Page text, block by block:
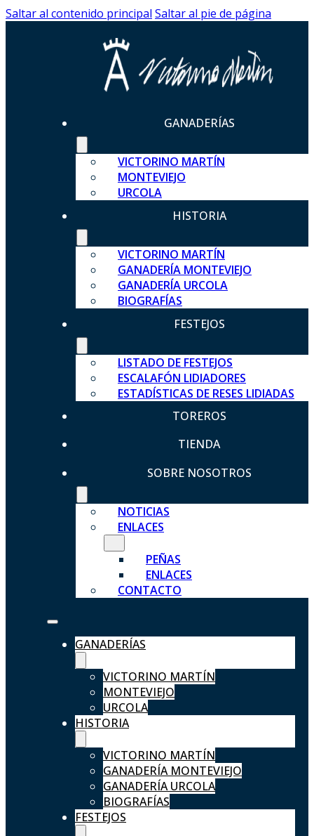
Saltar al contenido principal Saltar al pie de página
GANADERÍAS
VICTORINO MARTÍN
MONTEVIEJO
URCOLA
HISTORIA
VICTORINO MARTÍN
GANADERÍA MONTEVIEJO
GANADERÍA URCOLA
BIOGRAFÍAS
FESTEJOS
LISTADO DE FESTEJOS
ESCALAFÓN LIDIADORES
ESTADÍSTICAS DE RESES LIDIADAS
TOREROS
TIENDA
SOBRE NOSOTROS
NOTICIAS
ENLACES
PEÑAS
ENLACES
CONTACTO
GANADERÍAS
VICTORINO MARTÍN
MONTEVIEJO
URCOLA
HISTORIA
VICTORINO MARTÍN
GANADERÍA MONTEVIEJO
GANADERÍA URCOLA
BIOGRAFÍAS
FESTEJOS